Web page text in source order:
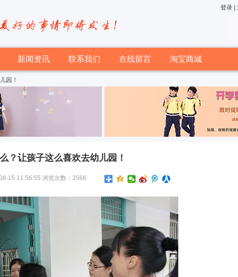
登录|
新闻资讯 联系我们 在线留言 淘宝商城
园！
？让孩子这么喜欢去幼儿园！
15 11:56:55 浏览次数：2566